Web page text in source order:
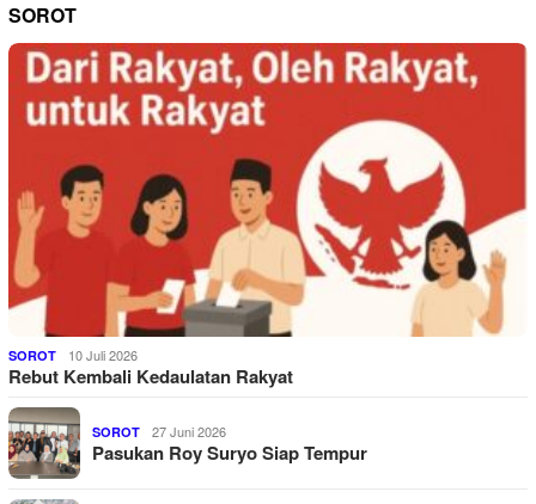
SOROT
SOROT 10 Juli 2026
Rebut Kembali Kedaulatan Rakyat
SOROT 27 Juni 2026
Pasukan Roy Suryo Siap Tempur